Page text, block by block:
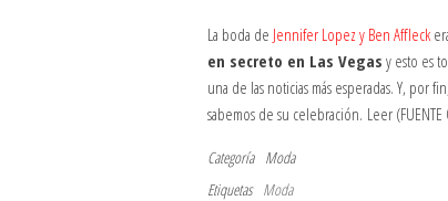
La boda de Jennifer Lopez y Ben Affleck
en secreto en Las Vegas y esto es
una de las noticias más esperadas. Y, por
sabemos de su celebración. Leer
Categoría Moda
Etiquetas Moda